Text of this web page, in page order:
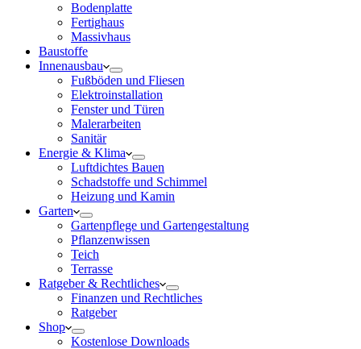
Bodenplatte
Fertighaus
Massivhaus
Baustoffe
Innenausbau
Fußböden und Fliesen
Elektroinstallation
Fenster und Türen
Malerarbeiten
Sanitär
Energie & Klima
Luftdichtes Bauen
Schadstoffe und Schimmel
Heizung und Kamin
Garten
Gartenpflege und Gartengestaltung
Pflanzenwissen
Teich
Terrasse
Ratgeber & Rechtliches
Finanzen und Rechtliches
Ratgeber
Shop
Kostenlose Downloads